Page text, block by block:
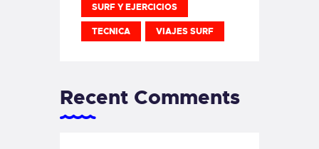
SURF Y EJERCICIOS
TECNICA VIAJES SURF
Recent Comments